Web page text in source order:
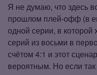
Я не думаю, что здесь
прошлом плей‑офф (в
одной серии, в которой
серий из восьми в
счётом 4:1 и этот
вероятным. Но если